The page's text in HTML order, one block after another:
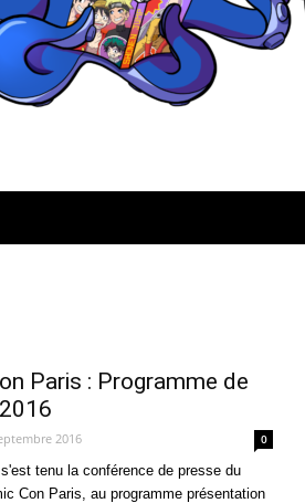
Paris : Programme de
2016 0
tenu la conférence de presse du
Con Paris, au programme présentation